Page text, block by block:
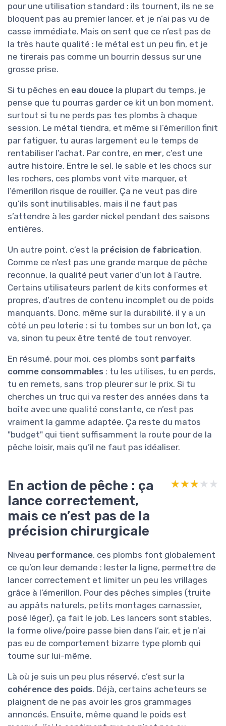
pour une utilisation standard : ils tournent, ils ne se
bloquent pas au premier lancer, et je n’ai pas vu de
casse immédiate. Mais on sent que ce n’est pas de
la très haute qualité : le métal est un peu fin, et je
ne tirerais pas comme un bourrin dessus sur une
grosse prise.
Si tu pêches en eau douce la plupart du temps, je
pense que tu pourras garder ce kit un bon moment,
surtout si tu ne perds pas tes plombs à chaque
session. Le métal tiendra, et même si l’émerillon finit
par fatiguer, tu auras largement eu le temps de
rentabiliser l’achat. Par contre, en mer, c’est une
autre histoire. Entre le sel, le sable et les chocs sur
les rochers, ces plombs vont vite marquer, et
l’émerillon risque de rouiller. Ça ne veut pas dire
qu’ils sont inutilisables, mais il ne faut pas
s’attendre à les garder nickel pendant des saisons
entières.
Un autre point, c’est la précision de fabrication.
Comme ce n’est pas une grande marque de pêche
reconnue, la qualité peut varier d’un lot à l’autre.
Certains utilisateurs parlent de kits conformes et
propres, d’autres de contenu incomplet ou de poids
manquants. Donc, même sur la durabilité, il y a un
côté un peu loterie : si tu tombes sur un bon lot, ça
va, sinon tu peux être tenté de tout renvoyer.
En résumé, pour moi, ces plombs sont parfaits
comme consommables : tu les utilises, tu en perds,
tu en remets, sans trop pleurer sur le prix. Si tu
cherches un truc qui va rester des années dans ta
boîte avec une qualité constante, ce n’est pas
vraiment la gamme adaptée. Ça reste du matos
"budget" qui tient suffisamment la route pour de la
pêche loisir, mais qu’il ne faut pas idéaliser.
En action de pêche : ça
lance correctement,
mais ce n’est pas de la
précision chirurgicale
★★★★★
★★★★★
Niveau performance, ces plombs font globalement
ce qu’on leur demande : lester la ligne, permettre de
lancer correctement et limiter un peu les vrillages
grâce à l’émerillon. Pour des pêches simples (truite
au appâts naturels, petits montages carnassier,
posé léger), ça fait le job. Les lancers sont stables,
la forme olive/poire passe bien dans l’air, et je n’ai
pas eu de comportement bizarre type plomb qui
tourne sur lui-même.
Là où je suis un peu plus réservé, c’est sur la
cohérence des poids. Déjà, certains acheteurs se
plaignent de ne pas avoir les gros grammages
annoncés. Ensuite, même quand le poids est